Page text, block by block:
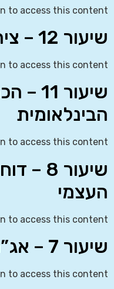
to access this content
שיעור 12 – צירופי עסקים
to access this content
שיעור
הבינלאומית
to access this content
שיעור
העצמי
to access this content
שיעור 7 – אג”ח והלוואות
to access this content